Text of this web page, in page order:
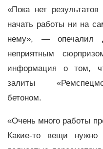
«Пока нет
начать работы ни на
нему», — опечалил
неприятным
информация о том,
залиты
бетоном.
«Очень много работы
Какие-то вещи нужно